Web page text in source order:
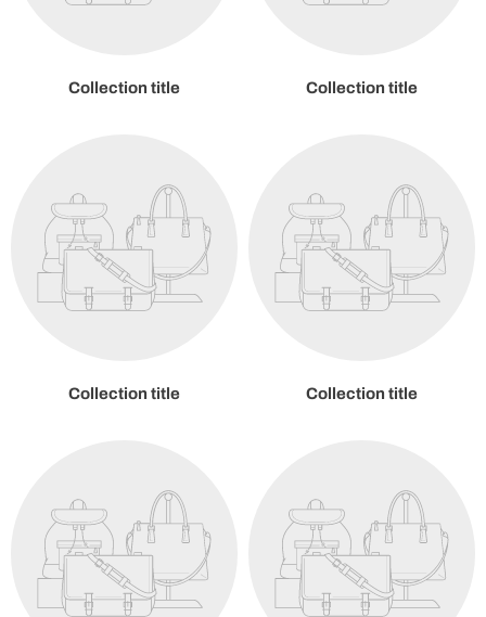
Collection title Collection title
Collection title Collection title